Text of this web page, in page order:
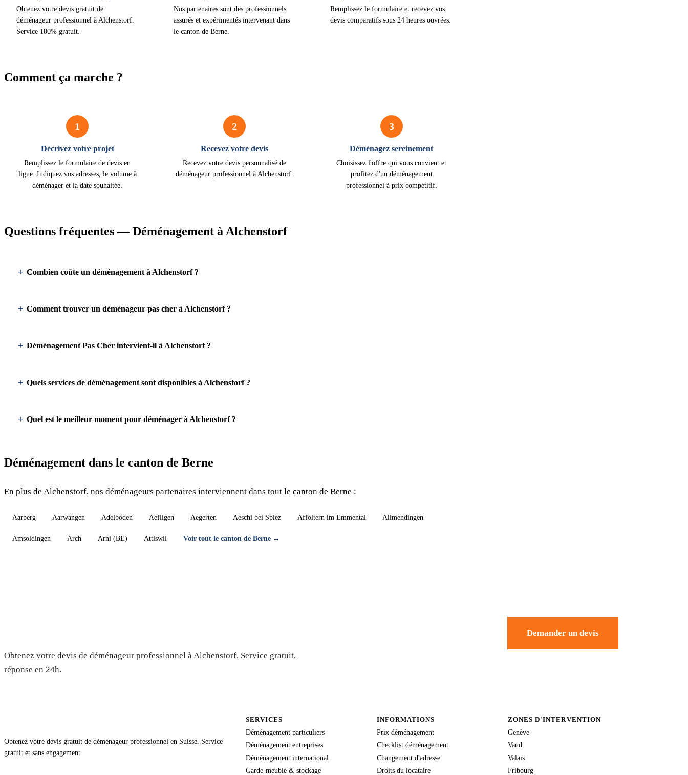
Obtenez votre devis gratuit de
déménageur professionnel à Alchenstorf.
Service 100% gratuit.
Nos partenaires sont des professionnels
assurés et expérimentés intervenant dans
le canton de Berne.
Remplissez le formulaire et recevez vos
devis comparatifs sous 24 heures ouvrées.
Comment ça marche ?
1
Décrivez votre projet
Remplissez le formulaire de devis en
ligne. Indiquez vos adresses, le volume à
déménager et la date souhaitée.
2
Recevez votre devis
Recevez votre devis personnalisé de
déménageur professionnel à Alchenstorf.
3
Déménagez sereinement
Choisissez l'offre qui vous convient et
profitez d'un déménagement
professionnel à prix compétitif.
Questions fréquentes — Déménagement à Alchenstorf
Combien coûte un déménagement à Alchenstorf ?
Comment trouver un déménageur pas cher à Alchenstorf ?
Déménagement Pas Cher intervient-il à Alchenstorf ?
Quels services de déménagement sont disponibles à Alchenstorf ?
Quel est le meilleur moment pour déménager à Alchenstorf ?
Déménagement dans le canton de Berne
En plus de Alchenstorf, nos déménageurs partenaires interviennent dans tout le canton de Berne :
Aarberg Aarwangen Adelboden Aefligen Aegerten Aeschi bei Spiez Affoltern im Emmental Allmendingen
Amsoldingen Arch Arni (BE) Attiswil Voir tout le canton de Berne →
Obtenez votre devis de déménageur professionnel à Alchenstorf. Service gratuit,
réponse en 24h.
Demander un devis
Obtenez votre devis gratuit de déménageur professionnel en Suisse. Service
gratuit et sans engagement.
SERVICES
Déménagement particuliers
Déménagement entreprises
Déménagement international
Garde-meuble & stockage
INFORMATIONS
Prix déménagement
Checklist déménagement
Changement d'adresse
Droits du locataire
ZONES D'INTERVENTION
Genève
Vaud
Valais
Fribourg